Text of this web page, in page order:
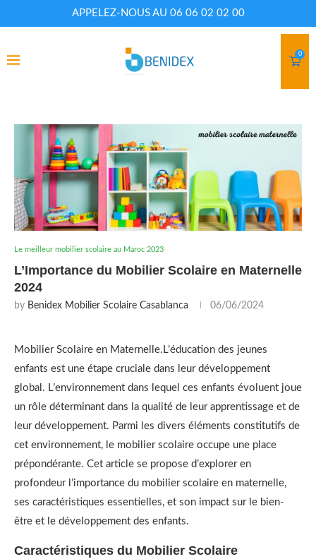
APPELEZ-NOUS AU 06 06 02 02 00
0
Le meilleur mobilier scolaire au Maroc 2023
L’Importance du Mobilier Scolaire en Maternelle
2024
by Benidex Mobilier Scolaire Casablanca 06/06/2024
Mobilier Scolaire en Maternelle.L’éducation des jeunes
enfants est une étape cruciale dans leur développement
global. L’environnement dans lequel ces enfants évoluent joue
un rôle déterminant dans la qualité de leur apprentissage et de
leur développement. Parmi les divers éléments constitutifs de
cet environnement, le mobilier scolaire occupe une place
prépondérante. Cet article se propose d’explorer en
profondeur l’importance du mobilier scolaire en maternelle,
ses caractéristiques essentielles, et son impact sur le bien-
être et le développement des enfants.
Caractéristiques du Mobilier Scolaire